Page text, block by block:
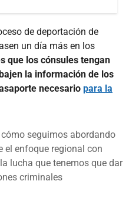
de deportación de
un día más en los
que los cónsules tengan
la información de los
necesario para la
seguimos abordando
el enfoque regional con
lucha que tenemos que dar
criminales